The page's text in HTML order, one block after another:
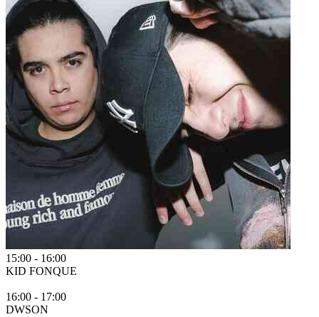
15:00 - 16:00
KID FONQUE
16:00 - 17:00
DWSON